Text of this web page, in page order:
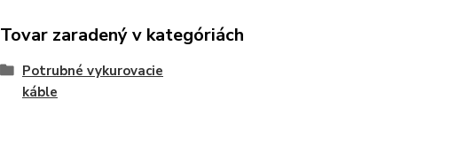
Tovar zaradený v kategóriách
Potrubné vykurovacie
káble